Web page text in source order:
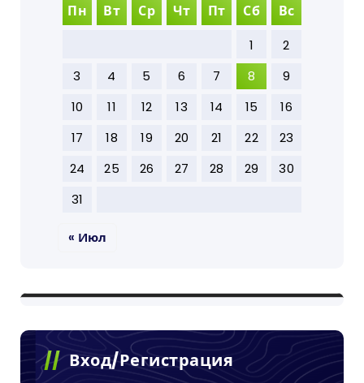
Пн Вт Ср Чт Пт Сб Вс
1
2
3
4 5 6 7 8
9
10
11 12 13 14 15
16
17
18 19 20 21 22
23
24
25 26 27 28 29
30
31
« Июл
Вход/Регистрация